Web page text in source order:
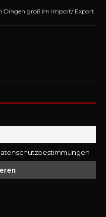
Dingen groß im Import/ Export.